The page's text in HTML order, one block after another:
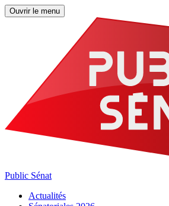
Ouvrir le menu
Public Sénat
Actualités